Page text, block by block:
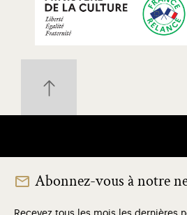
Abonnez-vous à notre